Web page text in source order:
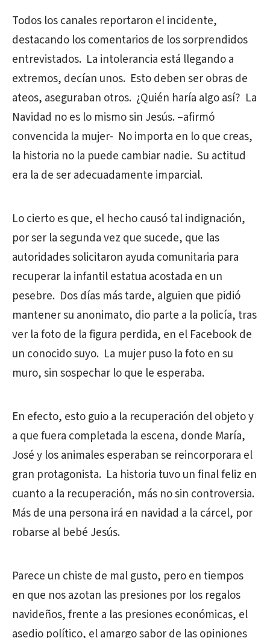
Todos los canales reportaron el incidente,
destacando los comentarios de los sorprendidos
entrevistados. La intolerancia está llegando a
extremos, decían unos. Esto deben ser obras de
ateos, aseguraban otros. ¿Quién haría algo así? La
Navidad no es lo mismo sin Jesús. –afirmó
convencida la mujer- No importa en lo que creas,
la historia no la puede cambiar nadie. Su actitud
era la de ser adecuadamente imparcial.
Lo cierto es que, el hecho causó tal indignación,
por ser la segunda vez que sucede, que las
autoridades solicitaron ayuda comunitaria para
recuperar la infantil estatua acostada en un
pesebre. Dos días más tarde, alguien que pidió
mantener su anonimato, dio parte a la policía, tras
ver la foto de la figura perdida, en el Facebook de
un conocido suyo. La mujer puso la foto en su
muro, sin sospechar lo que le esperaba.
En efecto, esto guio a la recuperación del objeto y
a que fuera completada la escena, donde María,
José y los animales esperaban se reincorporara el
gran protagonista. La historia tuvo un final feliz en
cuanto a la recuperación, más no sin controversia.
Más de una persona irá en navidad a la cárcel, por
robarse al bebé Jesús.
Parece un chiste de mal gusto, pero en tiempos
en que nos azotan las presiones por los regalos
navideños, frente a las presiones económicas, el
asedio político, el amargo sabor de las opiniones